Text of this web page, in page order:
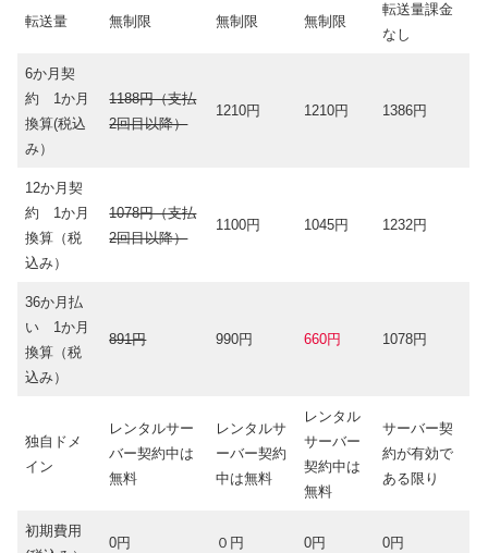
転送量 無制限 無制限 無制限
転送量課金
なし
6か月契
約 1か月
換算(税込
み）
1188円（支払
2回目以降）
1210円 1210円 1386円
12か月契
約 1か月
換算（税
込み）
1078円（支払
2回目以降）
1100円 1045円 1232円
36か月払
い 1か月
換算（税
込み）
891円 990円 660円 1078円
独自ドメ
イン
レンタルサー
バー契約中は
無料
レンタルサ
ーバー契約
中は無料
レンタル
サーバー
契約中は
無料
サーバー契
約が有効で
ある限り
初期費用
0円 ０円 0円 0円